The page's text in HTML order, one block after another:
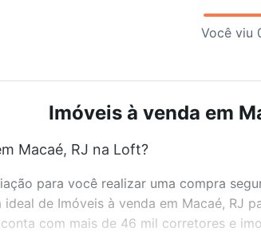
Você viu
Imóveis à venda em
Macaé, RJ na Loft?
para você realizar uma compra
de Imóveis à venda em Macaé, RJ
com mais de 46 mil corretores e